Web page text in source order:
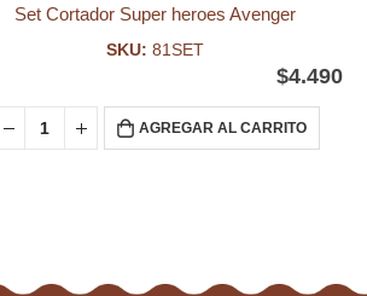
Set Cortador Super heroes Avenger
SKU: 81SET
$4.490
AGREGAR AL CARRITO